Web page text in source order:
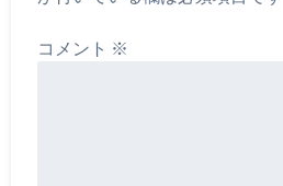
コメント ※